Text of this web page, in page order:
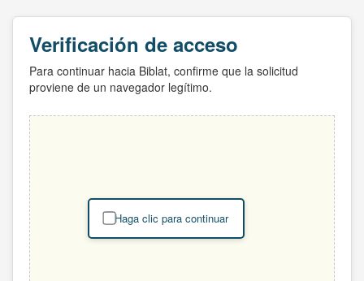
Verificación de acceso
Para continuar hacia Biblat, confirme que la solicitud
proviene de un navegador legítimo.
Haga clic para continuar